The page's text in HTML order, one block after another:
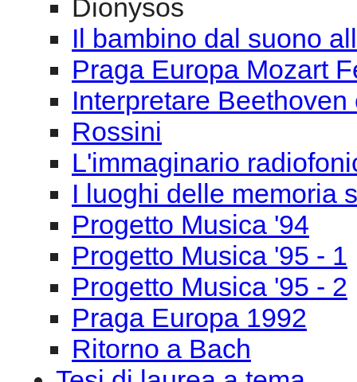
Dionysos
Il bambino dal suono
Praga Europa Mozart
Interpretare
Rossini
L'immaginario
I luoghi delle memoria
Progetto Musica '94
Progetto Musica '95 - 1
Progetto Musica '95 - 2
Praga Europa 1992
Ritorno a Bach